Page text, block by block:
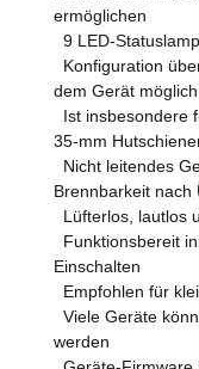
ermöglichen
9 LED-
Konfiguration
dem Gerät möglich
Ist insbesondere
35-mm
Nicht leitendes
Brennbarkeit nach
Lüfterlos, lautlos
Funktionsbereit
Einschalten
Empfohlen für
Viele Geräte
werden